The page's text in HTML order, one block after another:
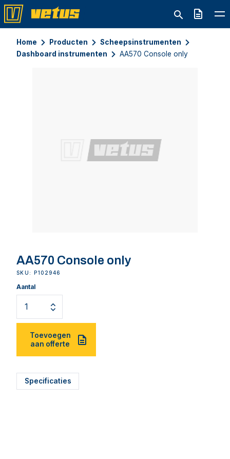
Offerte
Home Producten
Scheepsinstrumenten
Dashboard instrumenten
AA570 Console only
AA570 Console only
SKU: P102946
Aantal
Toevoegen
aan offerte
Specificaties